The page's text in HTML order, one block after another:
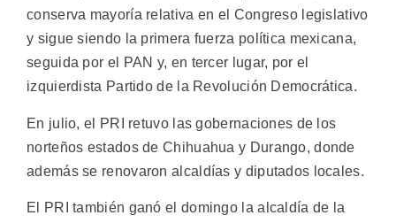
conserva mayoría relativa en el Congreso legislativo
y sigue siendo la primera fuerza política mexicana,
seguida por el PAN y, en tercer lugar, por el
izquierdista Partido de la Revolución Democrática.
En julio, el PRI retuvo las gobernaciones de los
norteños estados de Chihuahua y Durango, donde
además se renovaron alcaldías y diputados locales.
El PRI también ganó el domingo la alcaldía de la